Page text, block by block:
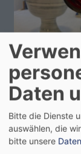
Sa, 5.9. 10-11
Gottesdienst
Daten
Bitte die Dienste
auswählen, die
bitte unsere